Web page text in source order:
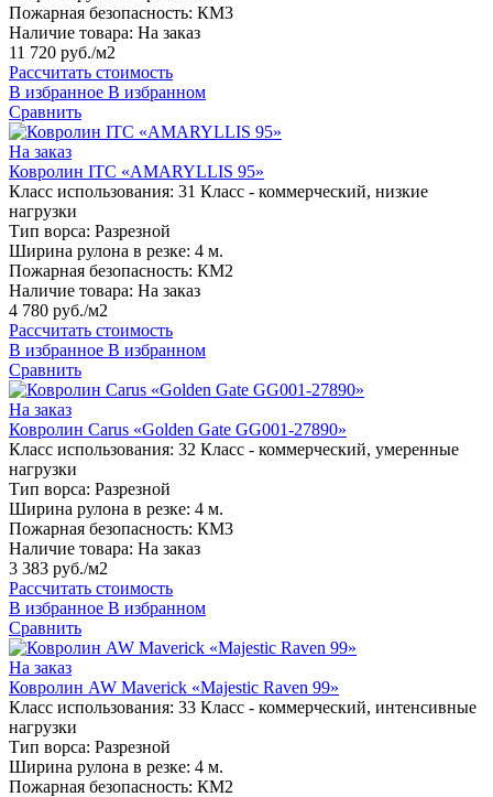
Пожарная безопасность: КМ3
Наличие товара: На заказ
11 720 руб./м2
Рассчитать стоимость
В избранное В избранном
Сравнить
На заказ
Ковролин ITC «AMARYLLIS 95»
Класс использования: 31 Класс - коммерческий, низкие
нагрузки
Тип ворса: Разрезной
Ширина рулона в резке: 4 м.
Пожарная безопасность: КМ2
Наличие товара: На заказ
4 780 руб./м2
Рассчитать стоимость
В избранное В избранном
Сравнить
На заказ
Ковролин Carus «Golden Gate GG001-27890»
Класс использования: 32 Класс - коммерческий, умеренные
нагрузки
Тип ворса: Разрезной
Ширина рулона в резке: 4 м.
Пожарная безопасность: КМ3
Наличие товара: На заказ
3 383 руб./м2
Рассчитать стоимость
В избранное В избранном
Сравнить
На заказ
Ковролин AW Maverick «Majestic Raven 99»
Класс использования: 33 Класс - коммерческий, интенсивные
нагрузки
Тип ворса: Разрезной
Ширина рулона в резке: 4 м.
Пожарная безопасность: КМ2